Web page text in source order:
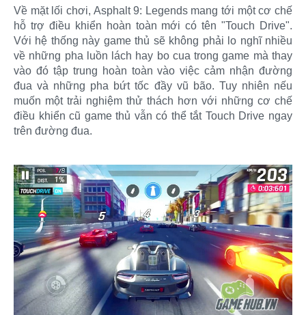
Về mặt lối chơi, Asphalt 9: Legends mang tới một cơ chế
hỗ trợ điều khiển hoàn toàn mới có tên "Touch Drive".
Với hệ thống này game thủ sẽ không phải lo nghĩ nhiều
về những pha luồn lách hay bo cua trong game mà thay
vào đó tập trung hoàn toàn vào việc cảm nhận đường
đua và những pha bứt tốc đầy vũ bão. Tuy nhiên nếu
muốn một trải nghiệm thử thách hơn với những cơ chế
điều khiển cũ game thủ vẫn có thể tắt Touch Drive ngay
trên đường đua.